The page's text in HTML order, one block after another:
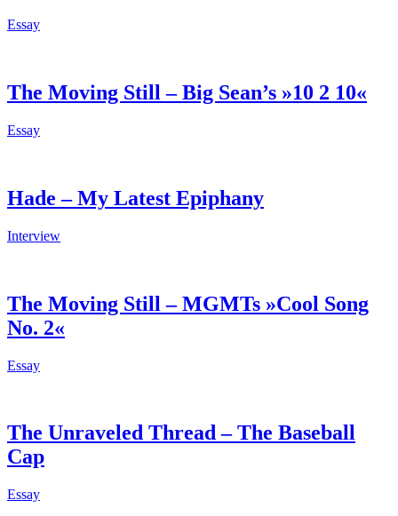
Essay
The Moving Still – Big Sean’s »10 2 10«
Essay
Hade – My Latest Epiphany
Interview
The Moving Still – MGMTs »Cool Song
No. 2«
Essay
The Unraveled Thread – The Baseball
Cap
Essay